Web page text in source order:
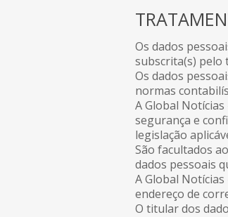
Os dados
subscrita(s) pelo
Os dados
normas
A Global
segurança e
legislação
São facultados
dados pessoais
A Global
endereço de
O titular dos